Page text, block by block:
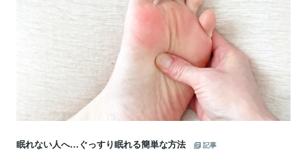
眠れない人へ…ぐっすり眠れる簡単な方法
記事